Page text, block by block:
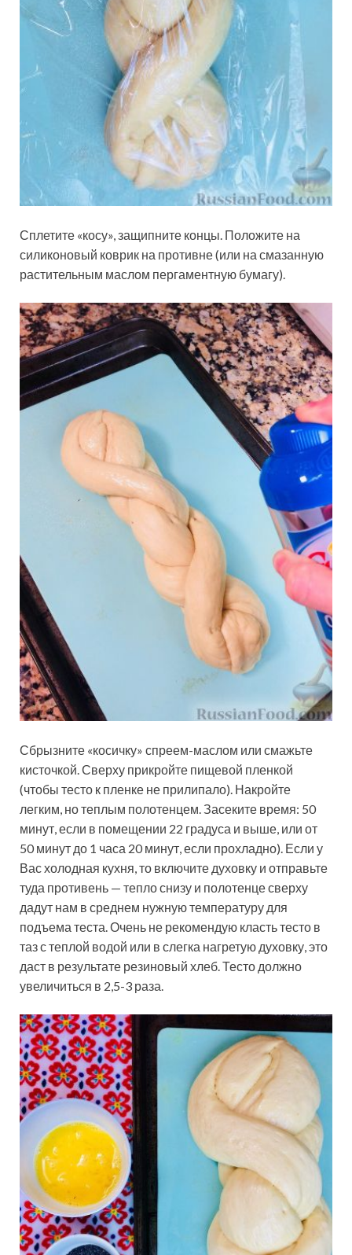
Сплетите «косу», защипните концы. Положите на
силиконовый коврик на противне (или на смазанную
растительным маслом пергаментную бумагу).
Сбрызните «косичку» спреем-маслом или смажьте
кисточкой. Сверху прикройте пищевой пленкой
(чтобы тесто к пленке не прилипало). Накройте
легким, но теплым полотенцем. Засеките время: 50
минут, если в помещении 22 градуса и выше, или от
50 минут до 1 часа 20 минут, если прохладно). Если у
Вас холодная кухня, то включите духовку и отправьте
туда противень — тепло снизу и полотенце сверху
дадут нам в среднем нужную температуру для
подъема теста. Очень не рекомендую класть тесто в
таз с теплой водой или в слегка нагретую духовку, это
даст в результате резиновый хлеб. Тесто должно
увеличиться в 2,5-3 раза.